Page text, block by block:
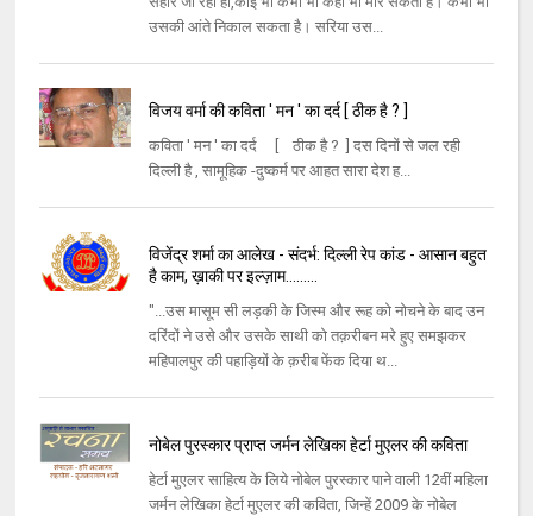
उसकी आंते निकाल सकता है। सरिया उस...
विजय वर्मा की कविता ' मन ' का दर्द [ ठीक है ? ]
कविता ' मन ' का दर्द [ ठीक है ? ] दस दिनों से जल रही
दिल्ली है , सामूहिक -दुष्कर्म पर आहत सारा देश ह...
विजेंद्र शर्मा का आलेख - संदर्भ: दिल्ली रेप कांड - आसान बहुत
है काम, ख़ाकी पर इल्ज़ाम.........
"...उस मासूम सी लड़की के जिस्म और रूह को नोचने के बाद उन
दरिंदों ने उसे और उसके साथी को तक़रीबन मरे हुए समझकर
महिपालपुर की पहाड़ियों के क़रीब फेंक दिया थ...
नोबेल पुरस्कार प्राप्त जर्मन लेखिका हेर्टा मुएलर की कविता
हेर्टा मुएलर साहित्‍य के लिये नोबेल पुरस्‍कार पाने वाली 12वीं महिला
जर्मन लेखिका हेर्टा मुएलर की कविता, जिन्‍हें 2009 के नोबेल